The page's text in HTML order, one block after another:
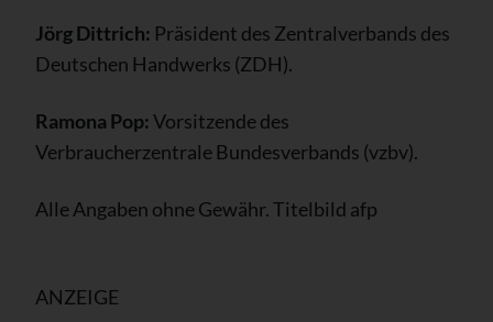
Jörg Dittrich: Präsident des Zentralverbands des
Deutschen Handwerks (ZDH).
Ramona Pop:Vorsitzende des
Verbraucherzentrale Bundesverbands (vzbv).
Alle Angaben ohne Gewähr. Titelbild afp
ANZEIGE